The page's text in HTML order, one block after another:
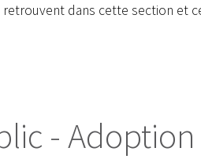
retrouvent dans cette section et
-